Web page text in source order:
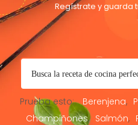
Regístrate y guarda
Prueba esto: Berenjena
Champiñones
Salmón